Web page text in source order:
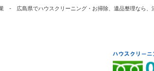
- 広島県でハウスクリーニング・お掃除、遺品整理なら、